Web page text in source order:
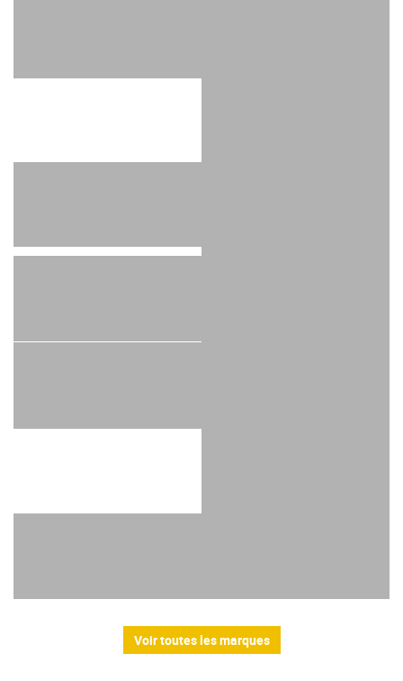
Voir toutes les marques